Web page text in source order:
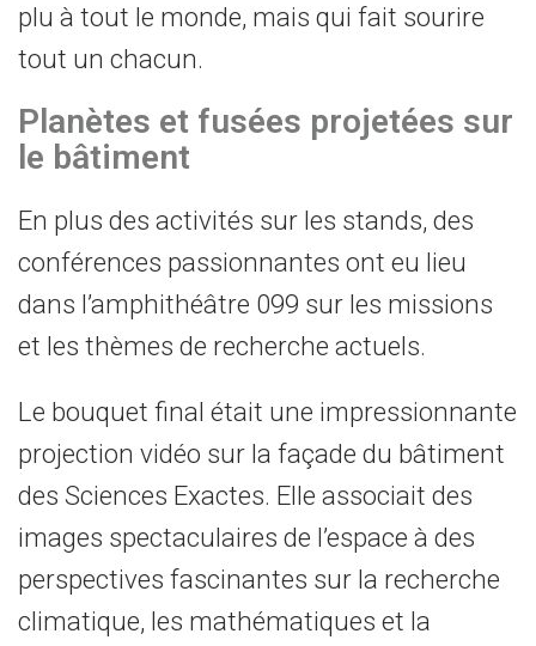
plu à tout le monde, mais qui fait sourire
tout un chacun.
Planètes et fusées projetées sur
le bâtiment
En plus des activités sur les stands, des
conférences passionnantes ont eu lieu
dans l’amphithéâtre 099 sur les missions
et les thèmes de recherche actuels.
Le bouquet final était une impressionnante
projection vidéo sur la façade du bâtiment
des Sciences Exactes. Elle associait des
images spectaculaires de l’espace à des
perspectives fascinantes sur la recherche
climatique, les mathématiques et la